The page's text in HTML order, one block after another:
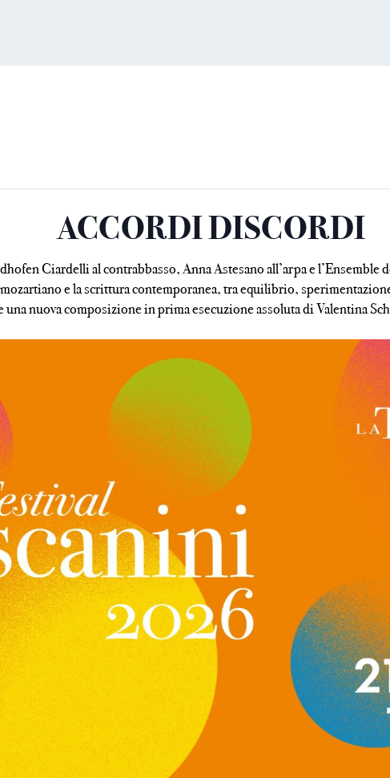
ACCORDI DISCORDI
Ciardelli al contrabbasso, Anna Astesano all’arpa e l’Ensemble
e la scrittura contemporanea, tra equilibrio,
una nuova composizione in prima esecuzione assoluta di Valentina